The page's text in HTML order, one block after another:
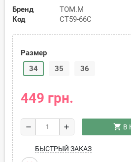
Бренд
TOM.M
Код
CT59-66C
Размер
34
35 36
449 грн.
remove add shopping_cart В
БЫСТРЫЙ ЗАКАЗ